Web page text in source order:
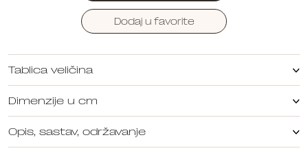
Dodaj u favorite
Tablica veličina
Dimenzije u cm
Opis, sastav, održavanje